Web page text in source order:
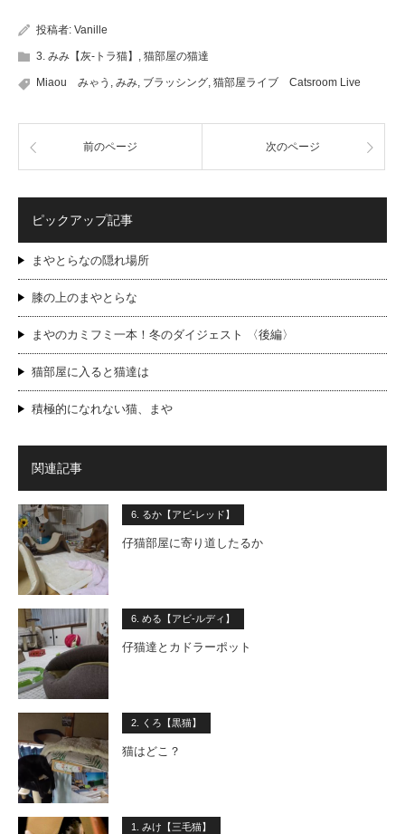
投稿者: Vanille
3. みみ【灰-トラ猫】 , 猫部屋の猫達
Miaou みゃう , みみ, ブラッシング, 猫部屋ライブ Catsroom Live
前のページ 次のページ
ピックアップ記事
まやとらなの隠れ場所
膝の上のまやとらな
まやのカミフミ一本！冬のダイジェスト 〈後編〉
猫部屋に入ると猫達は
積極的になれない猫、まや
関連記事
6. るか【アビ-レッド】
仔猫部屋に寄り道したるか
6. める【アビ-ルディ】
仔猫達とカドラーポット
2. くろ【黒猫】
猫はどこ？
1. みけ【三毛猫】